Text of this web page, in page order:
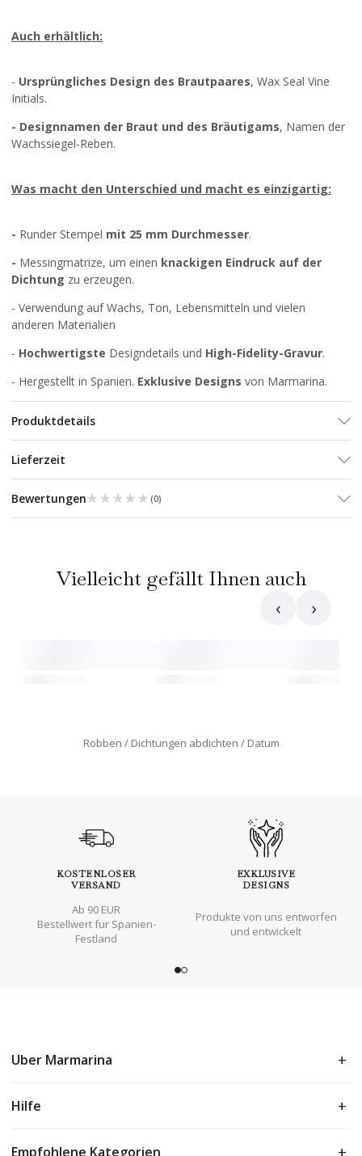
Auch erhältlich:
- Ursprüngliches Design des Brautpaares, Wax Seal Vine
Initials.
- Designnamen der Braut und des Bräutigams, Namen der
Wachssiegel-Reben.
Was macht den Unterschied und macht es einzigartig:
- Runder Stempel mit 25 mm Durchmesser.
- Messingmatrize, um einen knackigen Eindruck auf der
Dichtung zu erzeugen.
- Verwendung auf Wachs, Ton, Lebensmitteln und vielen
anderen Materialien
- Hochwertigste Designdetails und High-Fidelity-Gravur.
- Hergestellt in Spanien. Exklusive Designs von Marmarina.
Produktdetails
Lieferzeit
Bewertungen★★★★★
★★★★★ (0)
Vielleicht gefällt Ihnen auch
‹ ›
Robben Dichtungen abdichten Datum
KOSTENLOSER
VERSAND
Ab 90 EUR
Bestellwert fur Spanien-
Festland
EXKLUSIVE
DESIGNS
Produkte von uns entworfen
und entwickelt
Uber Marmarina
Hilfe
Empfohlene Kategorien